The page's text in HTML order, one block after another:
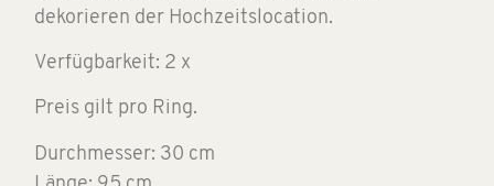
dekorieren der Hochzeitslocation.
Verfügbarkeit: 2 x
Preis gilt pro Ring.
Durchmesser: 30 cm